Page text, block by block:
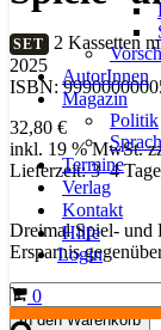
AutorInnen
Magazin
Politik
Termine
Verlag
Kontakt
Hilfe
Login
Warenkorb
0
SET 2 Kassetten
2025
ISBN:
32,80 €
inkl. 19 % MwSt.
Lieferzeit:3–4 Tage
Dreimal Spiel- und
Ersparnis
Spiele-
und
In den Warenkorb